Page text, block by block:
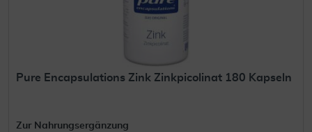
Pure Encapsulations Zink Zinkpicolinat 180 Kapseln
Zur Nahrungsergänzung